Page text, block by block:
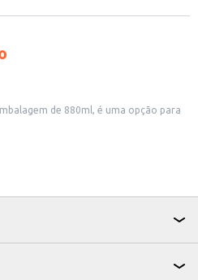
de 880ml, é uma opção para
o sabor do vinho com outros
para quem aprecia o sabor do
agradável e fácil de consumir.